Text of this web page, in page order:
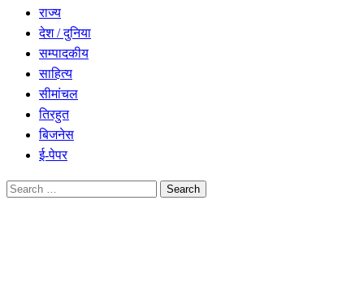
राज्य
देश / दुनिया
सम्पादकीय
साहित्य
सीमांचल
तिरहुत
बिजनेस
ई-पेपर
Search